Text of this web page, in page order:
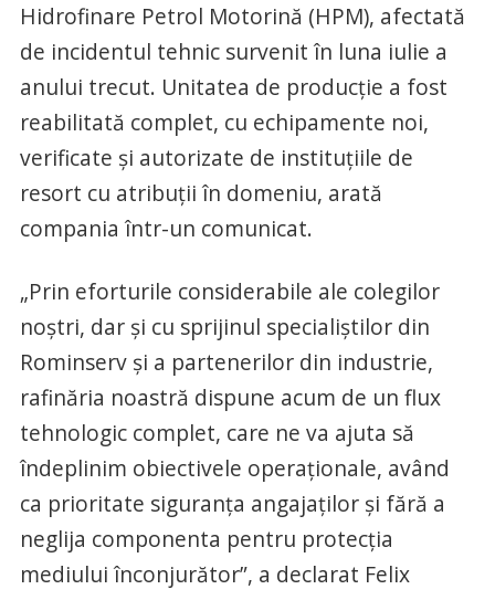
Hidrofinare Petrol Motorină (HPM), afectată
de incidentul tehnic survenit în luna iulie a
anului trecut. Unitatea de producție a fost
reabilitată complet, cu echipamente noi,
verificate și autorizate de instituțiile de
resort cu atribuții în domeniu, arată
compania într-un comunicat.
„Prin eforturile considerabile ale colegilor
noștri, dar și cu sprijinul specialiștilor din
Rominserv și a partenerilor din industrie,
rafinăria noastră dispune acum de un flux
tehnologic complet, care ne va ajuta să
îndeplinim obiectivele operaționale, având
ca prioritate siguranța angajaților și fără a
neglija componenta pentru protecția
mediului înconjurător”, a declarat Felix